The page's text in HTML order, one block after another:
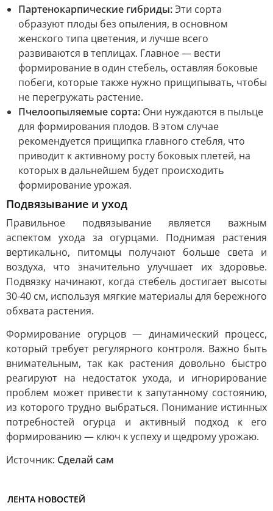
Партенокарпические гибриды:Эти сорта
образуют плоды без опыления, в основном
женского типа цветения, и лучше всего
развиваются в теплицах. Главное — вести
формирование в один стебель, оставляя боковые
побеги, которые также нужно прищипывать, чтобы
не перегружать растение.
Пчелоопыляемые сорта: Они нуждаются в пыльце
для формирования плодов. В этом случае
рекомендуется прищипка главного стебля, что
приводит к активному росту боковых плетей, на
которых в дальнейшем будет происходить
формирование урожая.
Подвязывание и уход
Правильное подвязывание является важным
аспектом ухода за огурцами. Поднимая растения
вертикально, питомцы получают больше света и
воздуха, что значительно улучшает их здоровье.
Подвязку начинают, когда стебель достигает высоты
30-40 см, используя мягкие материалы для бережного
обхвата растения.
Формирование огурцов — динамический процесс,
который требует регулярного контроля. Важно быть
внимательным, так как растения довольно быстро
реагируют на недостаток ухода, и игнорирование
проблем может привести к запутанному состоянию,
из которого трудно выбраться. Понимание истинных
потребностей огурца и активный подход к его
формированию — ключ к успеху и щедрому урожаю.
Источник: Сделай сам
ЛЕНТА НОВОСТЕЙ